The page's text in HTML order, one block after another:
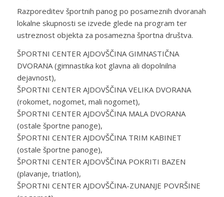
Razporeditev športnih panog po posameznih dvoranah
lokalne skupnosti se izvede glede na program ter
ustreznost objekta za posamezna športna društva.
ŠPORTNI CENTER AJDOVŠČINA GIMNASTIČNA
DVORANA (gimnastika kot glavna ali dopolnilna
dejavnost),
ŠPORTNI CENTER AJDOVŠČINA VELIKA DVORANA
(rokomet, nogomet, mali nogomet),
ŠPORTNI CENTER AJDOVŠČINA MALA DVORANA
(ostale športne panoge),
ŠPORTNI CENTER AJDOVŠČINA TRIM KABINET
(ostale športne panoge),
ŠPORTNI CENTER AJDOVŠČINA POKRITI BAZEN
(plavanje, triatlon),
ŠPORTNI CENTER AJDOVŠČINA-ZUNANJE POVRŠINE